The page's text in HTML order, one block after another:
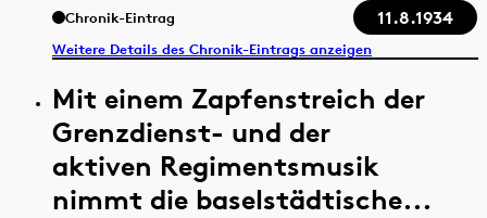
Chronik-Eintrag 11.8.1934
Weitere Details des Chronik-Eintrags anzeigen
Mit einem Zapfenstreich der
Grenzdienst- und der
aktiven Regimentsmusik
nimmt die baselstädtische...